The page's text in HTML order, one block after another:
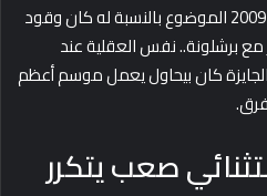
ليونيل ميسي بعد أول جايزة سنة 2009 الموضوع بالنسبة له كان وقود
مع برشلونة.. نفس العقلية عند
الجايزة كان بيحاول يعمل موسم أعظم
صعب يتكرر